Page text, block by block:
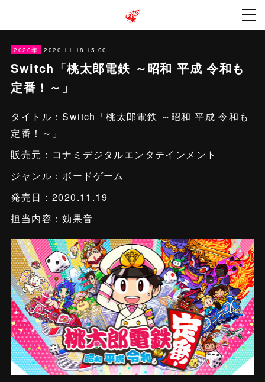
2020年 2020.11.18 15:00
Switch「桃太郎電鉄 ～昭和 平成 令和も
定番！～」
タイトル：Switch「桃太郎電鉄 ～昭和 平成 令和も
定番！～」
販売元：コナミデジタルエンタテインメント
ジャンル：ボードゲーム
発売日：2020.11.19
担当内容：効果音